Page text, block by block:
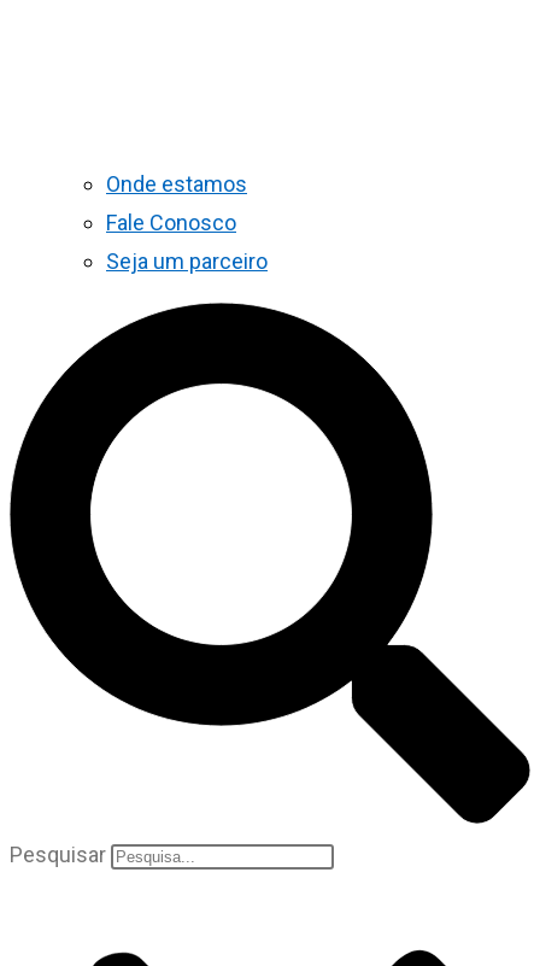
Onde estamos
Fale Conosco
Seja um parceiro
Pesquisar